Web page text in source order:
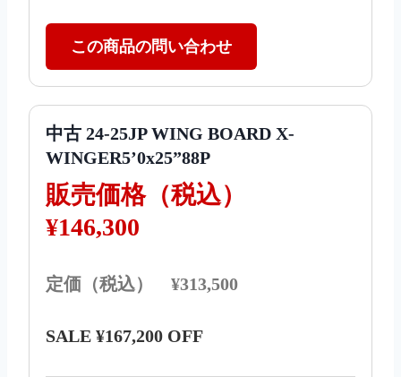
この商品の問い合わせ
中古 24-25JP WING BOARD X-
WINGER5’0x25”88P
販売価格（税込）
¥146,300
定価（税込） ¥313,500
SALE ¥167,200 OFF